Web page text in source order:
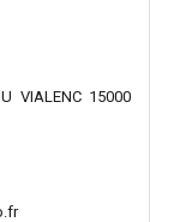
VIALENC 15000